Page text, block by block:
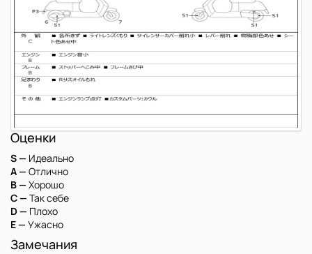
Оценки
S — Идеально
A — Отлично
B — Хорошо
C — Так себе
D — Плохо
E — Ужасно
Замечания